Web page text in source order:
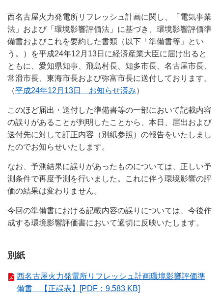
西名古屋火力発電所リフレッシュ計画に関し、「電気事業
法」および「環境影響評価法」に基づき、環境影響評価準
備書およびこれを要約した書類（以下「準備書等」とい
う。）を平成24年12月13日に経済産業大臣に届け出ると
ともに、愛知県知事、飛島村長、知多市長、名古屋市長、
常滑市長、東海市長および弥富市長に送付しております。
（平成24年12月13日 お知らせ済み）
このほど届出・送付した準備書等の一部において記載内容
の誤りがあることが判明したことから、本日、届出および
送付先に対して訂正内容（別紙参照）の報告をいたしまし
たのでお知らせいたします。
なお、予測結果に誤りがあったものについては、正しい予
測条件で再度予測を行いました。これに伴う環境影響の評
価の結果は変わりません。
今回の準備書における記載内容の誤りについては、今後作
成する環境影響評価書において適切に反映いたします。
別紙
西名古屋火力発電所リフレッシュ計画環境影響評価準
備書 【正誤表】[PDF：9,583 KB]